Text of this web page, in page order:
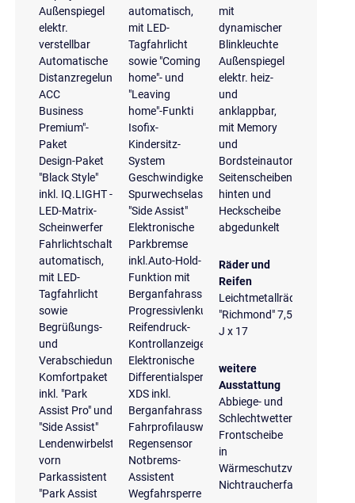
Außenspiegel
elektr.
verstellbar
Automatische
Distanzregelung
ACC
Business
Premium"-
Paket
Design-Paket
"Black Style"
inkl. IQ.LIGHT -
LED-Matrix-
Scheinwerfer
Fahrlichtschaltung
automatisch,
mit LED-
Tagfahrlicht
sowie
Begrüßungs-
und
Verabschiedungslicht
Komfortpaket
inkl. "Park
Assist Pro" und
"Side Assist"
Lendenwirbelstützen
vorn
Parkassistent
"Park Assist
automatisch,
mit LED-
Tagfahrlicht
sowie "Coming
home"- und
"Leaving
home"-Funkti
Isofix-
Kindersitz-
System
Geschwindigkeitsregelanlage
Spurwechselassistent
"Side Assist"
Elektronische
Parkbremse
inkl.Auto-Hold-
Funktion mit
Berganfahrassistent
Progressivlenkung
Reifendruck-
Kontrollanzeige
Elektronische
Differentialsperre
XDS inkl.
Berganfahrassistent
Fahrprofilauswahl
Regensensor
Notbrems-
Assistent
Wegfahrsperre
mit
dynamischer
Blinkleuchte
Außenspiegel
elektr. heiz-
und
anklappbar,
mit Memory
und
Bordsteinautomatik
Seitenscheiben
hinten und
Heckscheibe
abgedunkelt
Räder und
Reifen
Leichtmetallräder
"Richmond" 7,5
J x 17
weitere
Ausstattung
Abbiege- und
Schlechtwetterlicht
Frontscheibe
in
Wärmeschutzverglasung
Nichtraucherfahrzeug